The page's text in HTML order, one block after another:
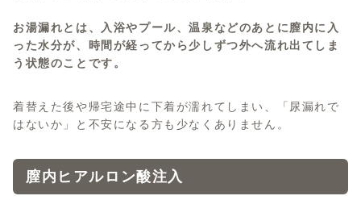
お湯漏れとは、入浴やプール、温泉などのあとに膣内に入
った水分が、時間が経ってから少しずつ外へ流れ出てしま
う状態のことです。
着替えた後や帰宅途中に下着が濡れてしまい、「尿漏れで
はないか」と不安になる方も少なくありません。
膣内ヒアルロン酸注入